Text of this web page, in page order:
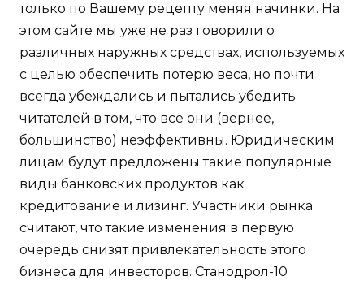
только по Вашему рецепту меняя начинки. На
этом сайте мы уже не раз говорили о
различных наружных средствах, используемых
с целью обеспечить потерю веса, но почти
всегда убеждались и пытались убедить
читателей в том, что все они (вернее,
большинство) неэффективны. Юридическим
лицам будут предложены такие популярные
виды банковских продуктов как
кредитование и лизинг. Участники рынка
считают, что такие изменения в первую
очередь снизят привлекательность этого
бизнеса для инвесторов. Станодрол-10